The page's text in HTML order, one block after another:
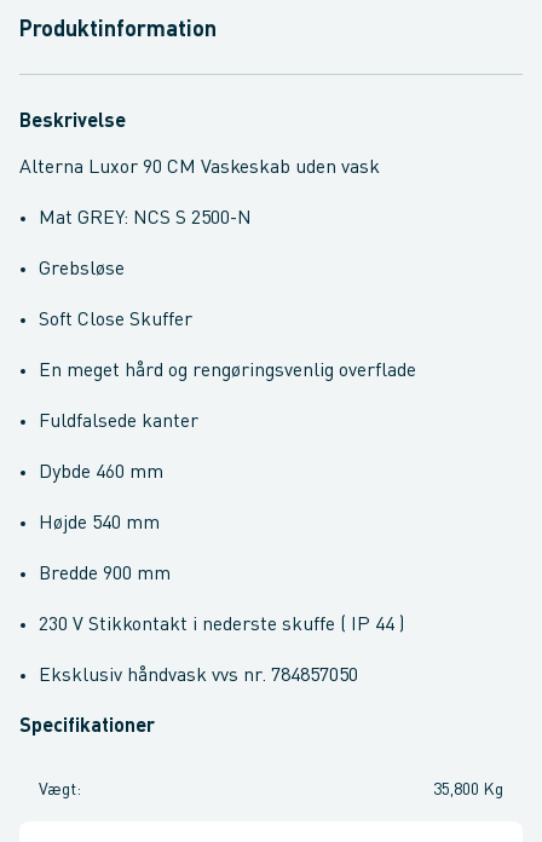
Produktinformation
Beskrivelse
Alterna Luxor 90 CM Vaskeskab uden vask
Mat GREY: NCS S 2500-N
Grebsløse
Soft Close Skuffer
En meget hård og rengøringsvenlig overflade
Fuldfalsede kanter
Dybde 460 mm
Højde 540 mm
Bredde 900 mm
230 V Stikkontakt i nederste skuffe ( IP 44 )
Eksklusiv håndvask vvs nr. 784857050
Specifikationer
Vægt: 35,800 Kg